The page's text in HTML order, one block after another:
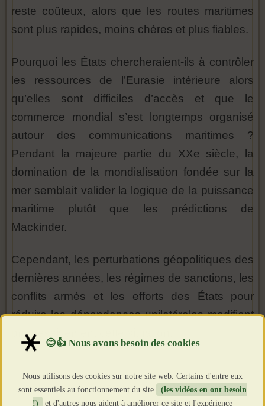
reste coûteux, alors que les routes maritimes
sont plus rapides, moins chères et plus fiables.
Pourquoi les États chercheraient-ils à contrôler
les ressources de l’Eurasie intérieure alors
qu’elles sont difficiles d’accès et que le
commerce mondial s’est longtemps organisé
autour des communications maritimes ?
Pendant la majeure partie du XXe siècle, la
domination de la mondialisation fondée sur la
mer semblait valider la logique de la puissance
maritime plutôt que les prédictions de
Mackinder.
Cependant, les perturbations géopolitiques des
dernières années, les régimes de sanctions, les
conflits armés et les efforts des États pour
réduire les dépendances unilatérales modifient
progressivement cette situation.
Nous utilisons des cookies sur notre site web. Certains d'entre eux
sont essentiels au fonctionnement du site
(les vidéos en ont besoin
!)
et d'autres nous aident à améliorer ce site et l'expérience